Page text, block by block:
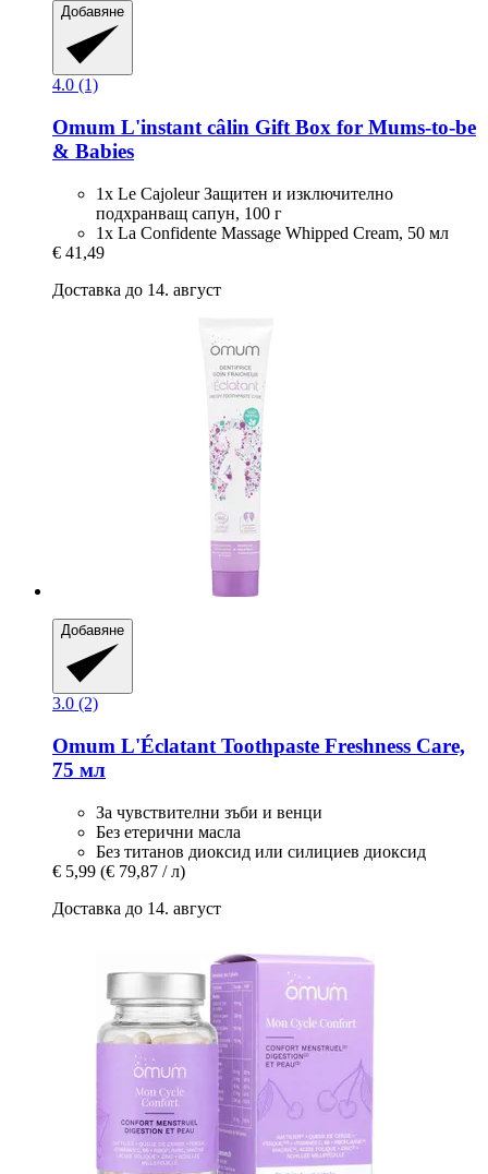
Добавяне
4.0 (1)
Omum L'instant câlin Gift Box for Mums-​to-​be
& Babies
1x Le Cajoleur Защитен и изключително
подхранващ сапун, 100 г
1x La Confidente Massage Whipped Cream, 50 мл
€ 41,49
Доставка до 14. август
Добавяне
3.0 (2)
Omum L'Éclatant Toothpaste Freshness Care,
75 мл
За чувствителни зъби и венци
Без етерични масла
Без титанов диоксид или силициев диоксид
€ 5,99 (€ 79,87 / л)
Доставка до 14. август